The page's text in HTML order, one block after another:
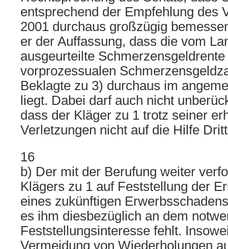
entsprechend der Empfehlung des
2001 durchaus großzügig
er der Auffassung, dass die vom
ausgeurteilte
vorprozessualen
Beklagte zu 3) durchaus im
liegt. Dabei darf auch nicht
dass der Kläger zu 1 trotz seiner
Verletzungen nicht auf die Hilfe
16
b) Der mit der Berufung weiter
Klägers zu 1 auf Feststellung der
eines zukünftigen
es ihm diesbezüglich an dem
Feststellungsinteresse fehlt.
Vermeidung von Wiederholungen